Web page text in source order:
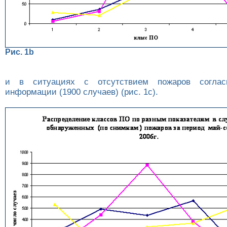
Рис. 1b
и в ситуациях с отсутствием пожаров
информации (1900 случаев) (рис. 1c).